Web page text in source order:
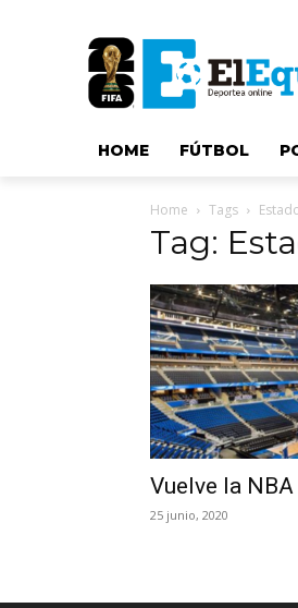
HOME FÚTBOL
Home Tags
Tag:
Vuelve la NBA
25 junio, 2020